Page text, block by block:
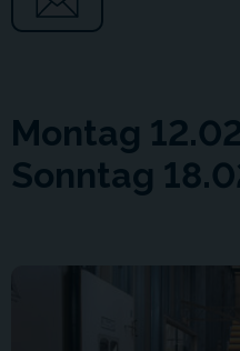
Montag
Sonntag